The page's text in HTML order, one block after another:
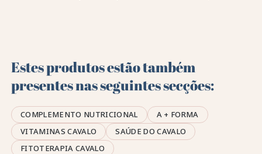
Estes produtos estão também
presentes nas seguintes secções:
COMPLEMENTO NUTRICIONAL
A + FORMA
VITAMINAS CAVALO
SAÚDE DO CAVALO
FITOTERAPIA CAVALO